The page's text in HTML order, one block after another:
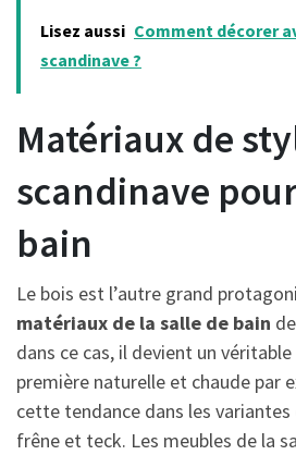
Lisez aussi Comment décorer
scandinave ?
Matériaux de
scandinave
bain
Le bois est l’autre grand
matériaux de la salle de bain
dans ce cas, il devient un
première naturelle et chaude par
cette tendance dans les variantes
frêne et teck. Les meubles de la